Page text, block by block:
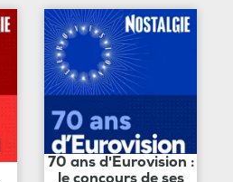
70 ans d'Eurovision :